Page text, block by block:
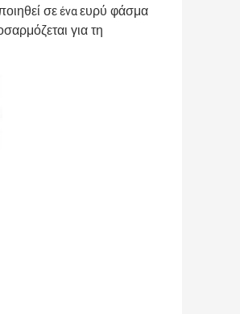
σεέναευρύ φάσμα
για τη